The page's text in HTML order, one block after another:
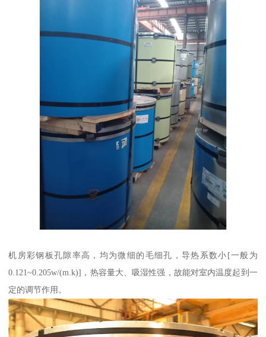
机房彩钢板孔隙率高，均为微细的毛细孔，导热系数小[一般为
0.121~0.205w/(m.k)]，热容量大、吸湿性强，故能对室内温度起到一
定的调节作用。